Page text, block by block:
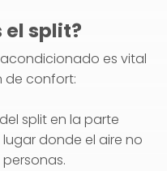
el split?
es vital
de confort:
split en la parte
donde el aire no